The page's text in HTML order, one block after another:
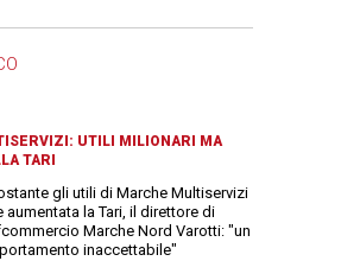
UTILI MILIONARI MA
TARI
gli utili di Marche Multiservizi
aumentata la Tari, il direttore di
Marche Nord Varotti: "un
inaccettabile"